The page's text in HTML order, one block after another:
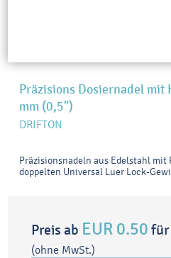
Präzisions Dosiernadel
mm (0,5")
DRIFTON
Präzisionsnadeln aus Edelstahl mit
doppelten Universal Luer Lock-
Preis ab EUR 0.50 für
(ohne MwSt.)